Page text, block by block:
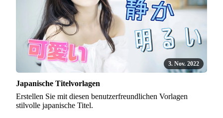
3. Nov. 2022
Japanische Titelvorlagen
Erstellen Sie mit diesen benutzerfreundlichen Vorlagen
stilvolle japanische Titel.